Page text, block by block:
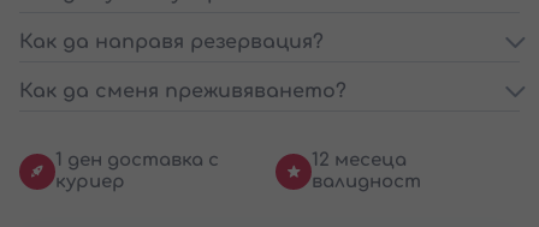
Как да направя резервация?
Как да сменя преживяването?
1 ден доставка с
куриер
12 месеца
валидност